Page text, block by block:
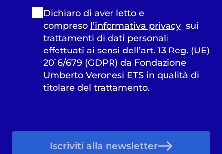
Dichiaro di aver letto e
compreso l’informativa privacysui
trattamenti di dati personali
effettuati ai sensi dell’art. 13 Reg. (UE)
2016/679 (GDPR) da Fondazione
Umberto Veronesi ETS in qualità di
titolare del trattamento.
Iscriviti alla newsletter